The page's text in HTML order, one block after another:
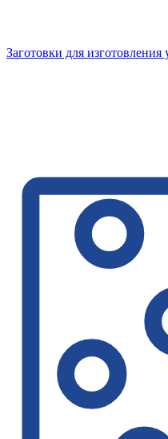
Заготовки для